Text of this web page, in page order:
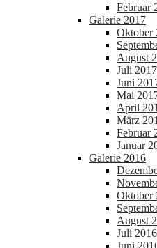
Februar
Galerie 2017
Oktober
August
Juli 2017
Juni
Mai
April
März
Februar
Januar
Galerie 2016
Oktober
August
Juli 2016
Juni